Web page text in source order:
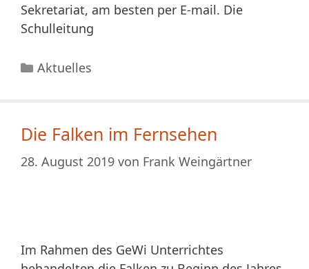
Sekretariat, am besten per E-mail. Die
Schulleitung
Kategorien
Aktuelles
Die Falken im Fernsehen
28. August 2019 von Frank Weingärtner
Im Rahmen des GeWi Unterrichtes